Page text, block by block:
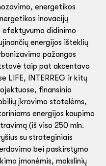
energetikos
inovacijų
didinimo
energijos išteklių
pažangos
taip pat akcentavo
LIFE, INTERREG ir kitų
finansinio
įkrovimo stotelėms,
energijos kaupimo
(iš viso 250 mln.
su strateginiais
bei paskirstymo
įmonėmis, mokslinių